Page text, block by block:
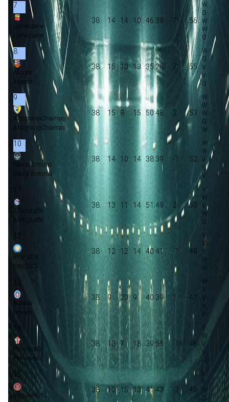
7
Lumezzane
Lumezzane
38 14 14 10 46:39 7 56
8
Alcione
Alcione
38 15 10 13 35:28 7 55
9
ArzignanoChiampo
ArzignanoChiampo
38 15 8 15 50:48 2 53
10
Giana Erminio
Giana Erminio
38 14 10 14 38:39 -1 52
AlbinoLeffe
AlbinoLeffe
38 13 11 14 51:49 2 50
12
Inter U23
Inter U23
38 12 12 14 40:41 -1 48
13
Novara
Novara
38 9 20 9 40:39 1 47
14
Pro Vercelli
Pro Vercelli
38 13 7 18 39:55 -16 46
15
Ospitaletto
38 10 15 13 41:43 -2 45